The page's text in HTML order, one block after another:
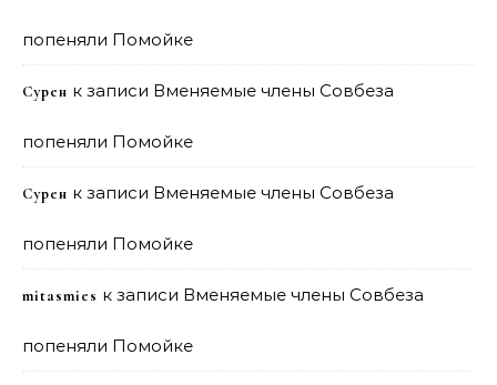
попеняли Помойке
Сурен к записи Вменяемые члены Совбеза
попеняли Помойке
Сурен к записи Вменяемые члены Совбеза
попеняли Помойке
mitasmies к записи Вменяемые члены Совбеза
попеняли Помойке